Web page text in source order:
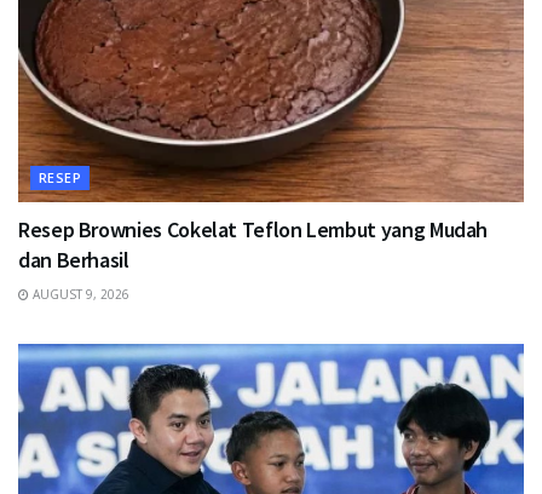
RESEP
Resep Brownies Cokelat Teflon Lembut yang Mudah
dan Berhasil
AUGUST 9, 2026